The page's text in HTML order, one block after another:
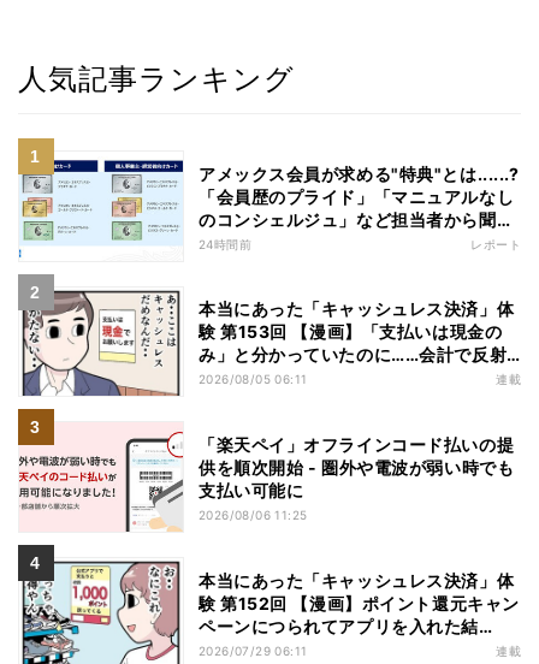
人気記事ランキング
アメックス会員が求める"特典"とは......?
「会員歴のプライド」「マニュアルなし
のコンシェルジュ」など担当者から聞い
た"裏話"も
24時間前 レポート
本当にあった「キャッシュレス決済」体
験 第153回 【漫画】「支払いは現金の
み」と分かっていたのに……会計で反射
的に出してしまったものは
2026/08/05 06:11 連載
「楽天ペイ」オフラインコード払いの提
供を順次開始 - 圏外や電波が弱い時でも
支払い可能に
2026/08/06 11:25
本当にあった「キャッシュレス決済」体
験 第152回 【漫画】ポイント還元キャン
ペーンにつられてアプリを入れた結
果……お得を逃したまさかの理由
2026/07/29 06:11 連載